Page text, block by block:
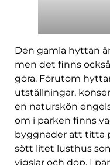
Den gamla hyttan
men det finns
göra. Förutom
utställningar,
en naturskön
om i parken finns
byggnader att titta
sött litet lusthus
vigslar och dop. I